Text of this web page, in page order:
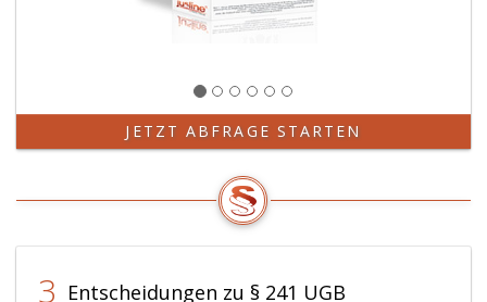
JETZT ABFRAGE STARTEN
3 Entscheidungen zu § 241 UGB